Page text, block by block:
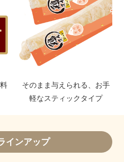
そのまま与えられる、お手
軽なスティックタイプ
インアップ